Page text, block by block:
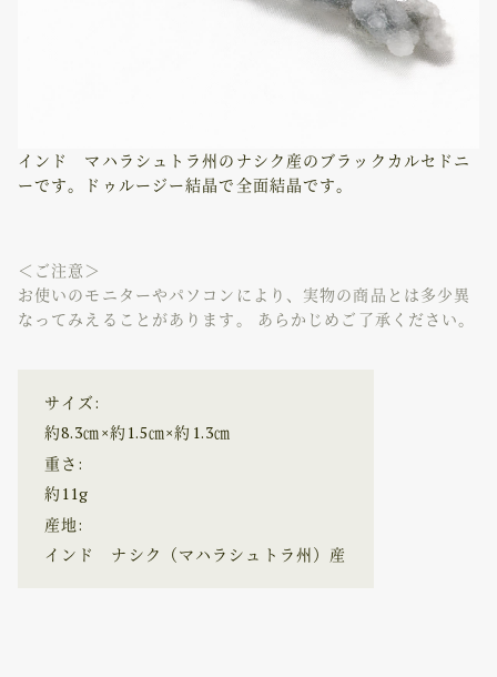
インド マハラシュトラ州のナシク産のブラックカルセドニ
ーです。ドゥルージー結晶で全面結晶です。
＜ご注意＞
お使いのモニターやパソコンにより、実物の商品とは多少異
なってみえることがあります。 あらかじめご了承ください。
サイズ:
約8.3㎝×約1.5㎝×約1.3㎝
重さ:
約11g
産地:
インド ナシク（マハラシュトラ州）産